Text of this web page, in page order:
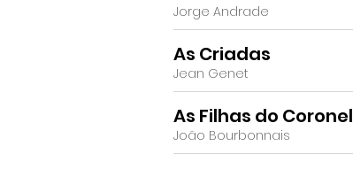
Jorge Andrade
As Criadas
Jean Genet
As Filhas do Coronel
João Bourbonnais